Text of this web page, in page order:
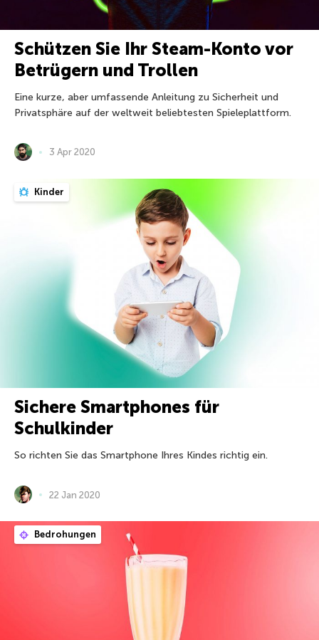
Schützen Sie Ihr Steam-Konto vor
Betrügern und Trollen
Eine kurze, aber umfassende Anleitung zu Sicherheit und
Privatsphäre auf der weltweit beliebtesten Spieleplattform.
3 Apr 2020
Kinder
Sichere Smartphones für
Schulkinder
So richten Sie das Smartphone Ihres Kindes richtig ein.
22 Jan 2020
Bedrohungen